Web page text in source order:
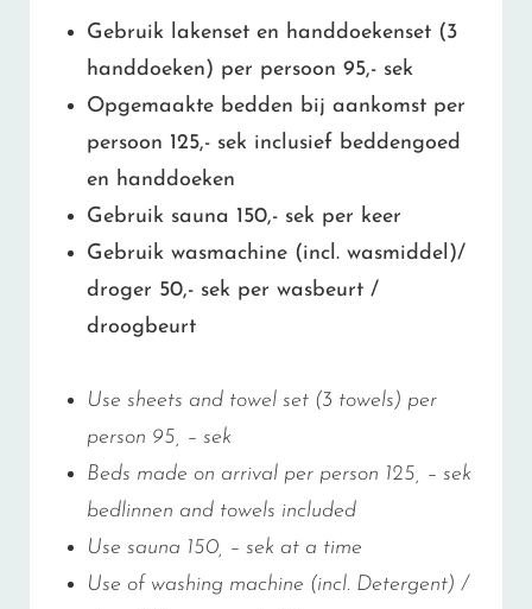
Gebruik lakenset en handdoekenset (3
handdoeken) per persoon 95,- sek
Opgemaakte bedden bij aankomst per
persoon 125,- sek inclusief beddengoed
en handdoeken
Gebruik sauna 150,- sek per keer
Gebruik wasmachine (incl. wasmiddel)/
droger 50,- sek per wasbeurt /
droogbeurt
Use sheets and towel set (3 towels) per
person 95, – sek
Beds made on arrival per person 125, – sek
bedlinnen and towels included
Use sauna 150, – sek at a time
Use of washing machine (incl. Detergent) /